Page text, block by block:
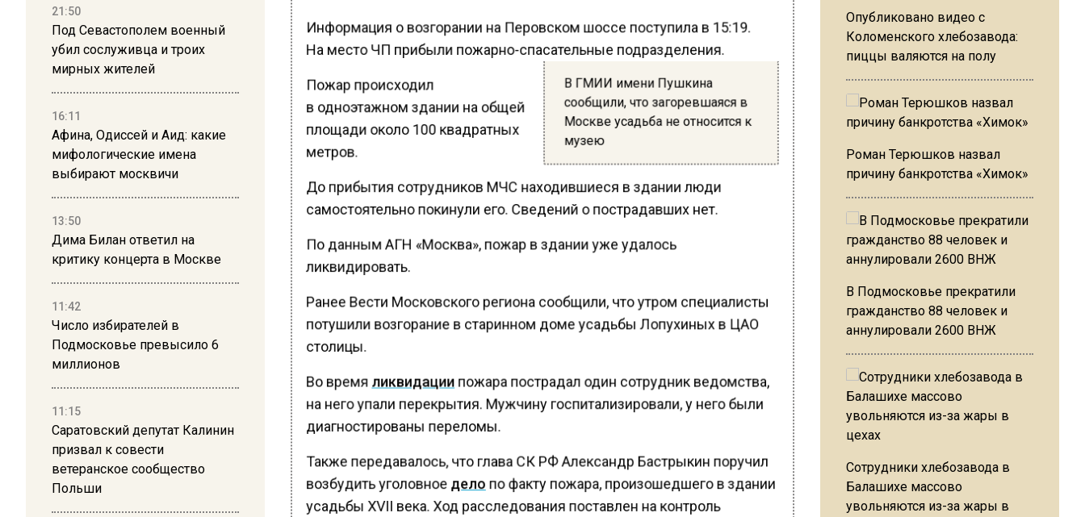
21:50
Под Севастополем военный
убил сослуживца и троих
мирных жителей
16:11
Афина, Одиссей и Аид: какие
мифологические имена
выбирают москвичи
13:50
Дима Билан ответил на
критику концерта в Москве
11:42
Число избирателей в
Подмосковье превысило 6
миллионов
11:15
Саратовский депутат Калинин
призвал к совести
ветеранское сообщество
Польши
Информация о возгорании на Перовском шоссе поступила в 15:19.
На место ЧП прибыли пожарно-спасательные подразделения.
В ГМИИ имени Пушкина
сообщили, что загоревшаяся в
Москве усадьба не относится к
музею
Пожар происходил
в одноэтажном здании на общей
площади около 100 квадратных
метров.
До прибытия сотрудников МЧС находившиеся в здании люди
самостоятельно покинули его. Сведений о пострадавших нет.
По данным АГН «Москва», пожар в здании уже удалось
ликвидировать.
Ранее Вести Московского региона сообщили, что утром специалисты
потушили возгорание в старинном доме усадьбы Лопухиных в ЦАО
столицы.
Во время ликвидациипожара пострадал один сотрудник ведомства,
на него упали перекрытия. Мужчину госпитализировали, у него были
диагностированы переломы.
Также передавалось, что глава СК РФ Александр Бастрыкин поручил
возбудить уголовное делопо факту пожара, произошедшего в здании
усадьбы XVII века. Ход расследования поставлен на контроль
Опубликовано видео с
Коломенского хлебозавода:
пиццы валяются на полу
Роман Терюшков назвал
причину банкротства «Химок»
В Подмосковье прекратили
гражданство 88 человек и
аннулировали 2600 ВНЖ
Сотрудники хлебозавода в
Балашихе массово
увольняются из-за жары в